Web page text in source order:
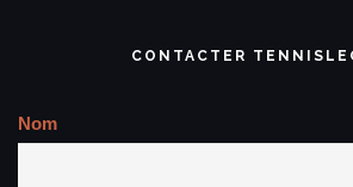
CONTACTER
Nom